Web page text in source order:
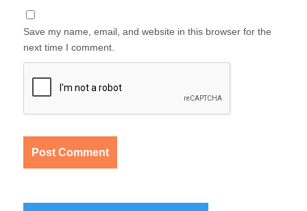
Save my name, email, and website in this browser for the
next time I comment.